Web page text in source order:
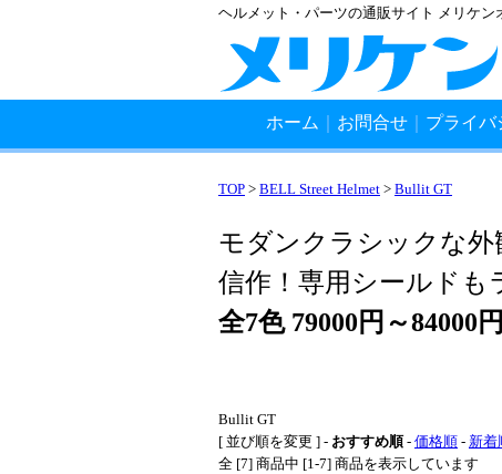
ヘルメット・パーツの通販サイト メリケン
ホーム お問合せ プライバ
TOP > BELL Street Helmet > Bullit GT
モダンクラシックな
信作！専用シールドも
全7色 79000円～84000
Bullit GT
[ 並び順を変更 ] - おすすめ順- 価格順 - 新着
全 [7] 商品中 [1-7] 商品を表示しています